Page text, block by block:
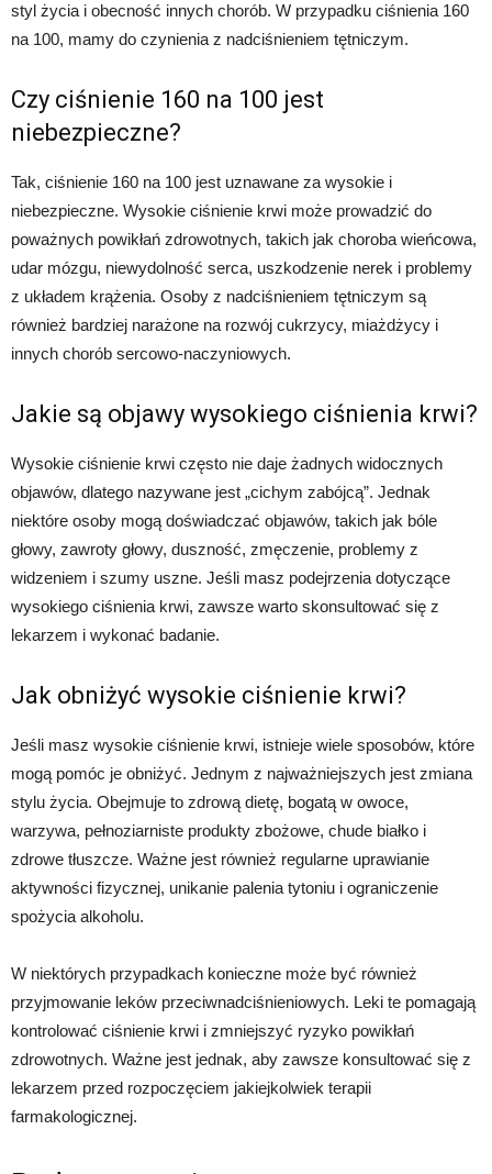
styl życia i obecność innych chorób. W przypadku ciśnienia 160
na 100, mamy do czynienia z nadciśnieniem tętniczym.
Czy ciśnienie 160 na 100 jest
niebezpieczne?
Tak, ciśnienie 160 na 100 jest uznawane za wysokie i
niebezpieczne. Wysokie ciśnienie krwi może prowadzić do
poważnych powikłań zdrowotnych, takich jak choroba wieńcowa,
udar mózgu, niewydolność serca, uszkodzenie nerek i problemy
z układem krążenia. Osoby z nadciśnieniem tętniczym są
również bardziej narażone na rozwój cukrzycy, miażdżycy i
innych chorób sercowo-naczyniowych.
Jakie są objawy wysokiego ciśnienia krwi?
Wysokie ciśnienie krwi często nie daje żadnych widocznych
objawów, dlatego nazywane jest „cichym zabójcą”. Jednak
niektóre osoby mogą doświadczać objawów, takich jak bóle
głowy, zawroty głowy, duszność, zmęczenie, problemy z
widzeniem i szumy uszne. Jeśli masz podejrzenia dotyczące
wysokiego ciśnienia krwi, zawsze warto skonsultować się z
lekarzem i wykonać badanie.
Jak obniżyć wysokie ciśnienie krwi?
Jeśli masz wysokie ciśnienie krwi, istnieje wiele sposobów, które
mogą pomóc je obniżyć. Jednym z najważniejszych jest zmiana
stylu życia. Obejmuje to zdrową dietę, bogatą w owoce,
warzywa, pełnoziarniste produkty zbożowe, chude białko i
zdrowe tłuszcze. Ważne jest również regularne uprawianie
aktywności fizycznej, unikanie palenia tytoniu i ograniczenie
spożycia alkoholu.
W niektórych przypadkach konieczne może być również
przyjmowanie leków przeciwnadciśnieniowych. Leki te pomagają
kontrolować ciśnienie krwi i zmniejszyć ryzyko powikłań
zdrowotnych. Ważne jest jednak, aby zawsze konsultować się z
lekarzem przed rozpoczęciem jakiejkolwiek terapii
farmakologicznej.